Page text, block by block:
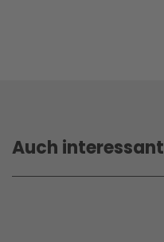
Auch interessant